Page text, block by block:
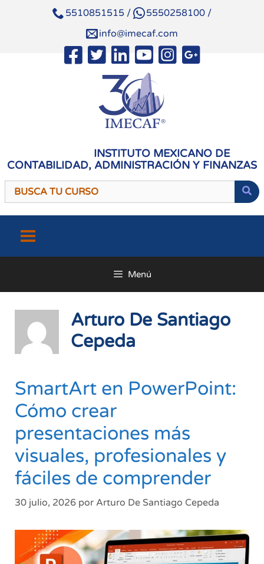
5510851515 / 5550258100 /
info@imecaf.com
INSTITUTO MEXICANO DE
CONTABILIDAD, ADMINISTRACIÓN Y FINANZAS
contenido
Menú
Arturo De Santiago
Cepeda
SmartArt en PowerPoint:
Cómo crear
presentaciones más
visuales, profesionales y
fáciles de comprender
30 julio, 2026 por Arturo De Santiago Cepeda